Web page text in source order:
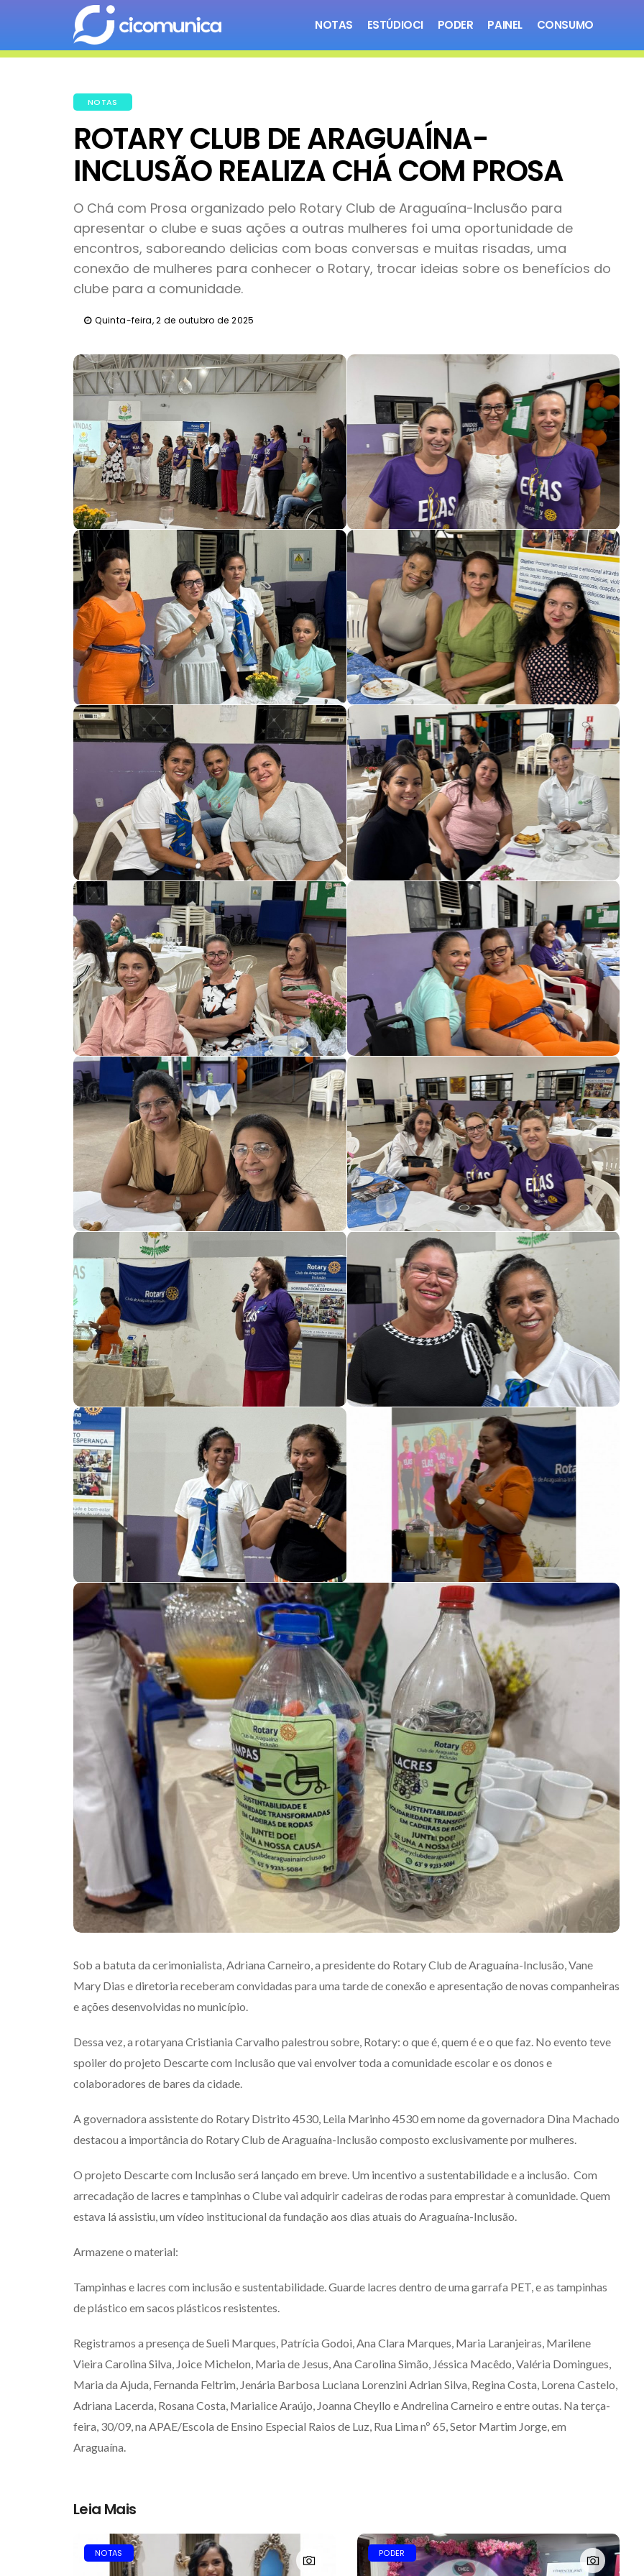
NOTAS ESTÚDIOCI PODER PAINEL CONSUMO
NOTAS
ROTARY CLUB DE ARAGUAÍNA-
INCLUSÃO REALIZA CHÁ COM PROSA
O Chá com Prosa organizado pelo Rotary Club de Araguaína-Inclusão para
apresentar o clube e suas ações a outras mulheres foi uma oportunidade de
encontros, saboreando delicias com boas conversas e muitas risadas, uma
conexão de mulheres para conhecer o Rotary, trocar ideias sobre os benefícios do
clube para a comunidade.
Quinta-feira, 2 de outubro de 2025
Sob a batuta da cerimonialista, Adriana Carneiro, a presidente do Rotary Club de Araguaína-Inclusão, Vane
Mary Dias e diretoria receberam convidadas para uma tarde de conexão e apresentação de novas companheiras
e ações desenvolvidas no município.
Dessa vez, a rotaryana Cristiania Carvalho palestrou sobre, Rotary: o que é, quem é e o que faz. No evento teve
spoiler do projeto Descarte com Inclusão que vai envolver toda a comunidade escolar e os donos e
colaboradores de bares da cidade.
A governadora assistente do Rotary Distrito 4530, Leila Marinho 4530 em nome da governadora Dina Machado
destacou a importância do Rotary Club de Araguaína-Inclusão composto exclusivamente por mulheres.
O projeto Descarte com Inclusão será lançado em breve. Um incentivo a sustentabilidade e a inclusão. Com
arrecadação de lacres e tampinhas o Clube vai adquirir cadeiras de rodas para emprestar à comunidade. Quem
estava lá assistiu, um vídeo institucional da fundação aos dias atuais do Araguaína-Inclusão.
Armazene o material:
Tampinhas e lacres com inclusão e sustentabilidade. Guarde lacres dentro de uma garrafa PET, e as tampinhas
de plástico em sacos plásticos resistentes.
Registramos a presença de Sueli Marques, Patrícia Godoi, Ana Clara Marques, Maria Laranjeiras, Marilene
Vieira Carolina Silva, Joice Michelon, Maria de Jesus, Ana Carolina Simão, Jéssica Macêdo, Valéria Domingues,
Maria da Ajuda, Fernanda Feltrim, Jenária Barbosa Luciana Lorenzini Adrian Silva, Regina Costa, Lorena Castelo,
Adriana Lacerda, Rosana Costa, Marialice Araújo, Joanna Cheyllo e Andrelina Carneiro e entre outas. Na terça-
feira, 30/09, na APAE/Escola de Ensino Especial Raios de Luz, Rua Lima nº 65, Setor Martim Jorge, em
Araguaína.
Leia Mais
NOTAS PODER
A QUILOMBOLA ANNE
KARIANNY MOREIRA É A
NOVA SECRETÁRIA DE
COMUNICAÇÃO DE PORTO
NACIONAL
4/08/2026
PAINEL
EDITAIS DO FUNDO
CULTURAL ABREM PORTAS
PARA ARTISTAS
TOCANTINENSES
6/08/2026